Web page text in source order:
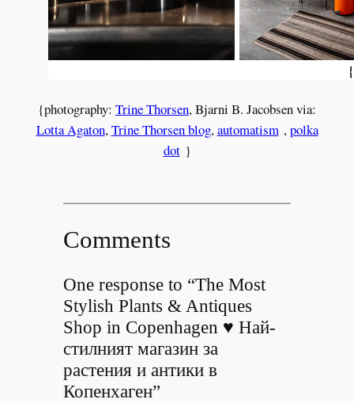
{photography: Trine Thorsen, Bjarni B. Jacobsen via:
Lotta Agaton,Trine Thorsen blog,automatism,polka
dot}
Comments
One response to “The Most
Stylish Plants & Antiques
Shop in Copenhagen ♥ Най-
стилният магазин за
растения и антики в
Копенхаген”